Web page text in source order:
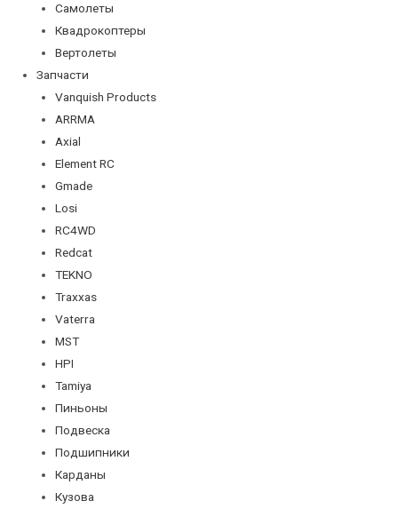
Самолеты
Квадрокоптеры
Вертолеты
Запчасти
Vanquish Products
ARRMA
Axial
Element RC
Gmade
Losi
RC4WD
Redcat
TEKNO
Traxxas
Vaterra
MST
HPI
Tamiya
Пиньоны
Подвеска
Подшипники
Карданы
Кузова